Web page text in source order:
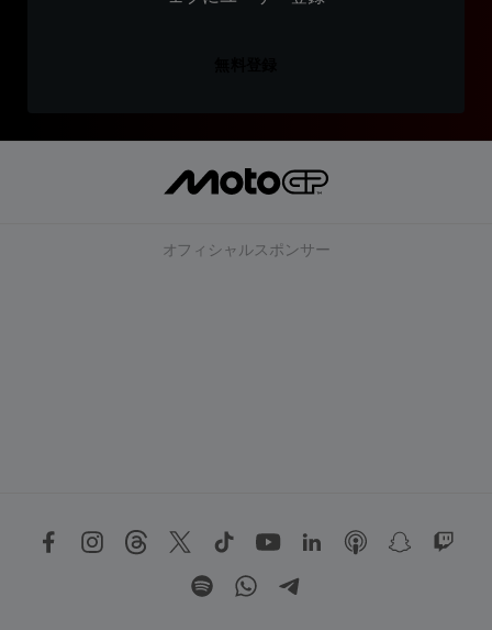
オフィシャルスポンサー